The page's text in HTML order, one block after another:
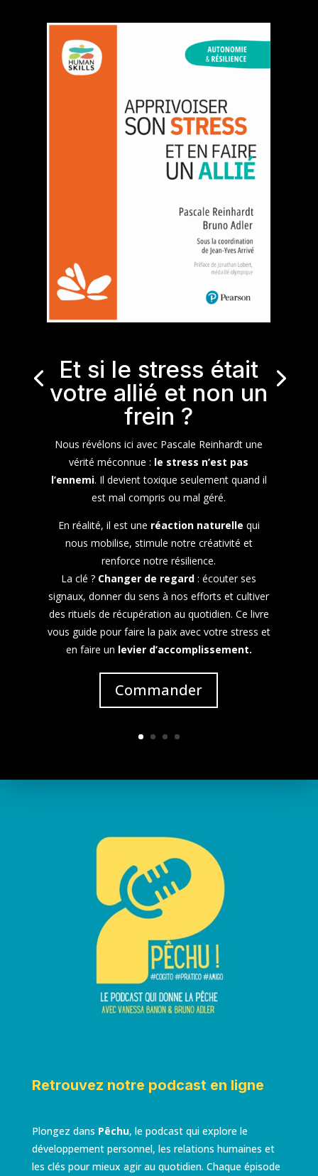
Et si le stress était
votre allié et non un
frein ?
Nous révélons ici avec Pascale Reinhardt une
vérité méconnue : le stress n’est pas
l’ennemi. Il devient toxique seulement quand il
est mal compris ou mal géré.
En réalité, il est une réaction naturelle qui
nous mobilise, stimule notre créativité et
renforce notre résilience.
La clé ? Changer de regard : écouter ses
signaux, donner du sens à nos efforts et cultiver
des rituels de récupération au quotidien. Ce livre
vous guide pour faire la paix avec votre stress et
en faire un levier d’accomplissement.
Commander
Retrouvez notre podcast en ligne
Plongez dans Pêchu, le podcast qui explore le
développement personnel, les relations humaines et
les clés pour mieux agir au quotidien. Chaque épisode